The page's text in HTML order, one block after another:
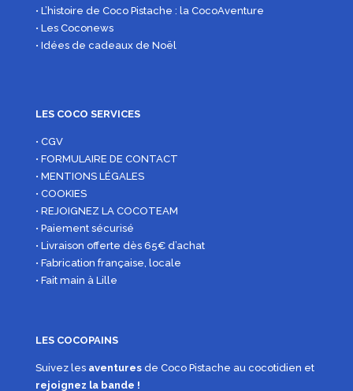
• L’histoire de Coco Pistache : la CocoAventure
• Les Coconews
• Idées de cadeaux de Noël
LES COCO SERVICES
• CGV
• FORMULAIRE DE CONTACT
• MENTIONS LÉGALES
• COOKIES
• REJOIGNEZ LA COCOTEAM
• Paiement sécurisé
• Livraison offerte dès 65€ d’achat
• Fabrication française, locale
• Fait main à Lille
LES COCOPAINS
Suivez les aventuresde Coco Pistache au cocotidien et
rejoignez la bande !